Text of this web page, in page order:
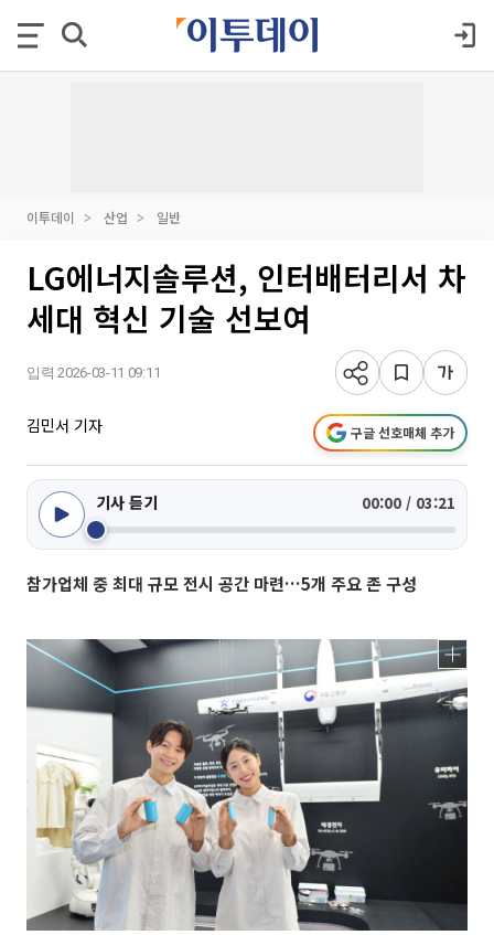
이투데이 산업 일반
LG에너지솔루션, 인터배터리서 차
세대 혁신 기술 선보여
입력 2026-03-11 09:11
김민서 기자 구글 선호매체 추가
기사 듣기 00:00 / 03:21
참가업체 중 최대 규모 전시 공간 마련…5개 주요 존 구성